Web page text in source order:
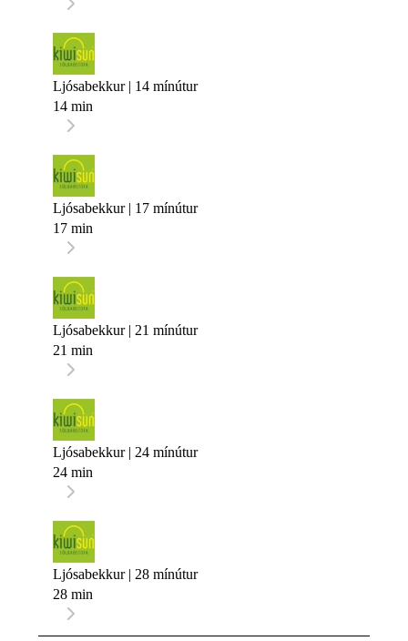
Ljósabekkur | 14 mínútur
14 min
Ljósabekkur | 17 mínútur
17 min
Ljósabekkur | 21 mínútur
21 min
Ljósabekkur | 24 mínútur
24 min
Ljósabekkur | 28 mínútur
28 min